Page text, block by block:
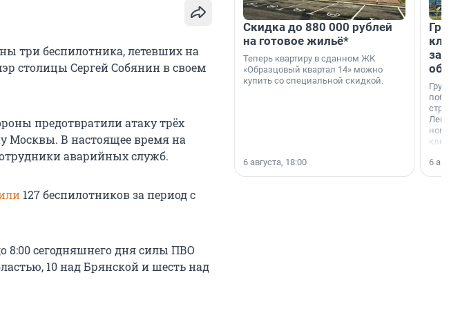
три беспилотника, летевших на
столицы Сергей Собянин в своем
предотвратили атаку трёх
Москвы. В настоящее время на
аварийных служб.
127 беспилотниковза период с
8:00 сегодняшнего дня силы ПВО
10 над Брянской и шесть над
Скидка до 880 000 рублей
на готовое жильё*
Теперь квартиру в сданном ЖК
«Образцовый квартал 14» можно
купить со специальной скидкой.
6 августа, 18:00
Группа
области».
6